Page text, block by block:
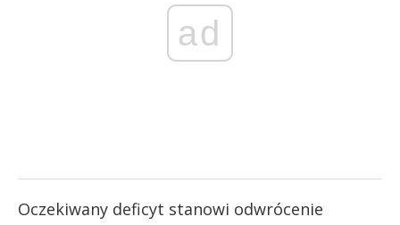
ad
Oczekiwany deficyt stanowi odwrócenie